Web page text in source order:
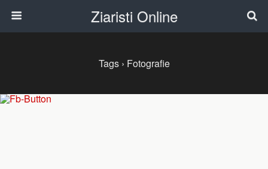
Ziaristi Online
Tags › Fotografie